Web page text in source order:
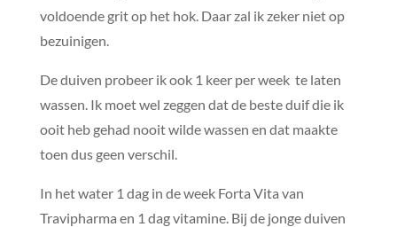
voldoende grit op het hok. Daar zal ik zeker niet op
bezuinigen.
De duiven probeer ik ook 1 keer per week te laten
wassen. Ik moet wel zeggen dat de beste duif die ik
ooit heb gehad nooit wilde wassen en dat maakte
toen dus geen verschil.
In het water 1 dag in de week Forta Vita van
Travipharma en 1 dag vitamine. Bij de jonge duiven